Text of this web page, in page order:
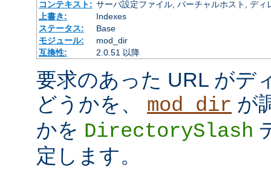
コンテキスト: サーバ設定ファイル, バーチャルホスト, ディ
上書き:
Indexes
ステータス:
Base
モジュール:
mod_dir
互換性:
2.0.51 以降
要求のあった URL がデ
どうかを、 mod_dir が
かを DirectorySlash
定します。